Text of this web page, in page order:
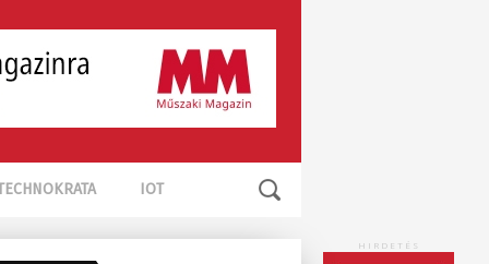
IOT
HIRDETÉS